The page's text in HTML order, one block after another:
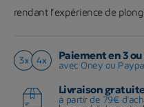
rendant l’expérience de
Paiement en 3
avec Oney ou
Livraison
à partir de 79€